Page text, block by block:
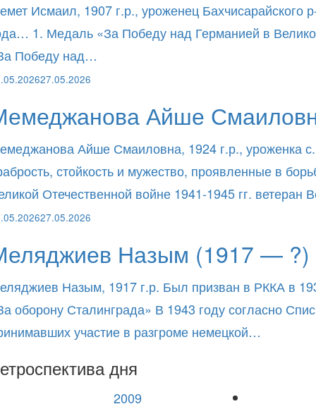
Исмаил, 1907 г.р., уроженец Бахчисарайского
1. Медаль «За Победу над Германией в
Победу над…
27.05.2026
Айше
Айше Смаиловна, 1924 г.р., уроженка
стойкость и мужество, проявленные в
Отечественной войне 1941-1945 гг. ветеран
27.05.2026
Назым (1917 — ?)
Назым, 1917 г.р. Был призван в РККА в
оборону Сталинграда» В 1943 году согласно
участие в разгроме немецкой…
дня
2009